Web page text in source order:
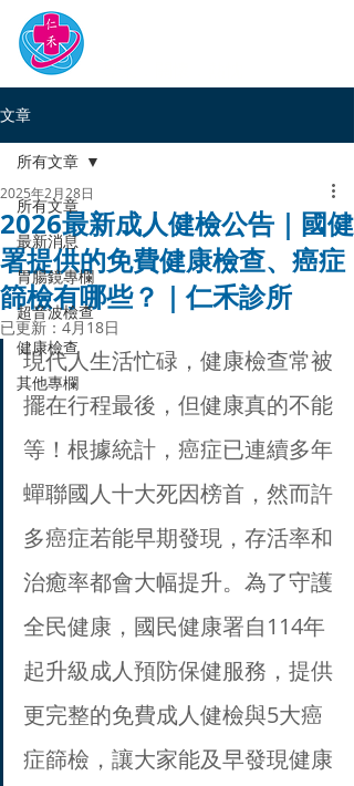
文章
所有文章
最新消息
胃腸鏡專欄
超音波檢查
健康檢查
其他專欄
所有文章
2026最新成人健檢公告｜國健
署提供的免費健康檢查、癌症
篩檢有哪些？｜仁禾診所
2025年2月28日
已更新：4月18日
現代人生活忙碌，健康檢查常被
擺在行程最後，但健康真的不能
等！根據統計，癌症已連續多年
蟬聯國人十大死因榜首，然而許
多癌症若能早期發現，存活率和
治癒率都會大幅提升。為了守護
全民健康，國民健康署自114年
起升級成人預防保健服務，提供
更完整的免費成人健檢與5大癌
症篩檢，讓大家能及早發現健康